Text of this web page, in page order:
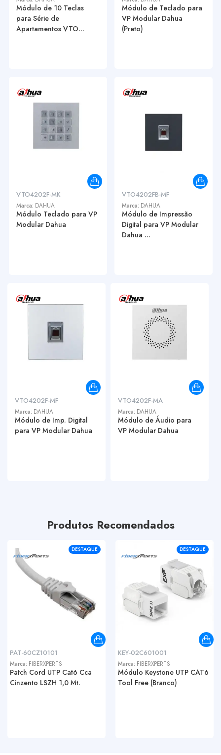
Módulo de 10 Teclas
para Série de
Apartamentos VTO...
Módulo de Teclado para
VP Modular Dahua
(Preto)
VTO4202F-MK
Marca: DAHUA
Módulo Teclado para VP
Modular Dahua
VTO4202FB-MF
Marca: DAHUA
Módulo de Impressão
Digital para VP Modular
Dahua ...
VTO4202F-MF
Marca: DAHUA
Módulo de Imp. Digital
para VP Modular Dahua
VTO4202F-MA
Marca: DAHUA
Módulo de Áudio para
VP Modular Dahua
Produtos Recomendados
DESTAQUE
PAT-60CZ10101
Marca: FIBERXPERTS
Patch Cord UTP Cat6 Cca
Cinzento LSZH 1,0 Mt.
DESTAQUE
KEY-02C601001
Marca: FIBERXPERTS
Módulo Keystone UTP CAT6
Tool Free (Branco)